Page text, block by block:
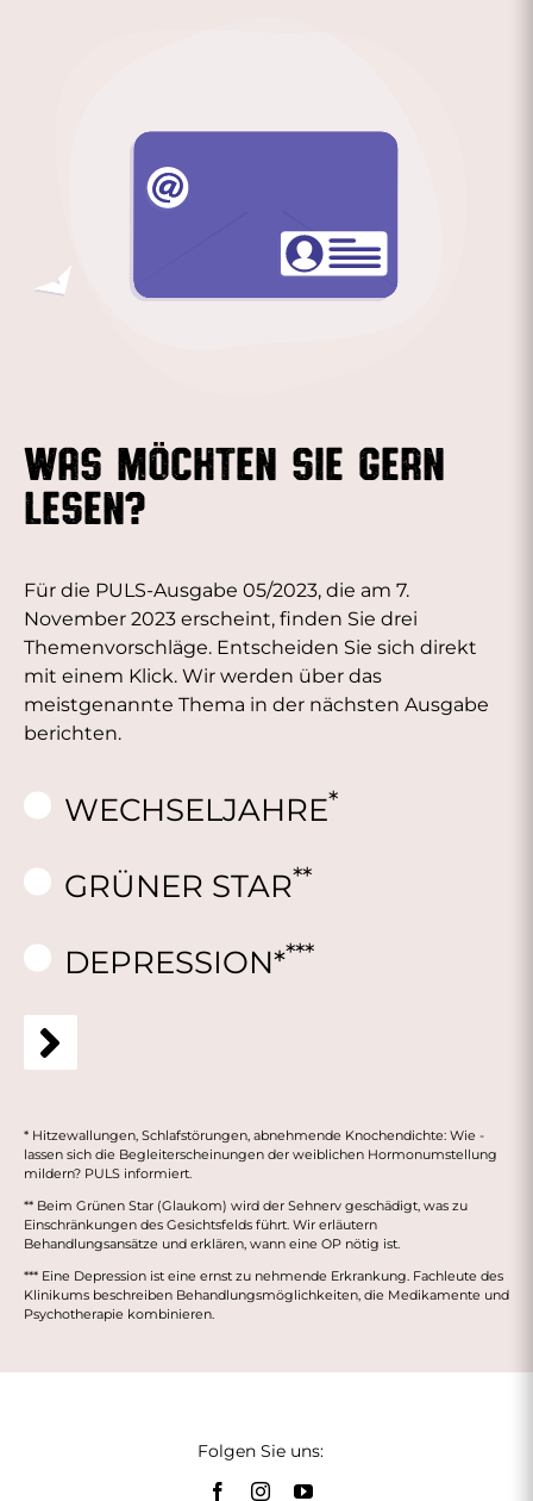
WAS MÖCHTEN SIE GERN
LESEN?
Für die PULS-Ausgabe 05/2023, die am 7.
November 2023 erscheint, finden Sie drei
Themenvorschläge. Entscheiden Sie sich direkt
mit einem Klick. Wir werden über das
meistgenannte Thema in der nächsten Ausgabe
berichten.
WECHSELJAHRE*
GRÜNER STAR**
DEPRESSION****
* Hitzewallungen, Schlafstörungen, abnehmende Knochendichte: Wie ­
lassen sich die Begleiterscheinungen der weiblichen Hormonumstellung
mildern? PULS informiert.
** Beim Grünen Star (Glaukom) wird der Sehnerv geschädigt, was zu
Einschränkungen des Gesichtsfelds führt. Wir erläutern
Behandlungsansätze und erklären, wann eine OP nötig ist.
*** Eine Depression ist eine ernst zu nehmende Erkrankung. Fachleute des
Klinikums beschreiben Behandlungsmöglichkeiten, die Medikamente und
Psychotherapie kombinieren.
Folgen Sie uns: